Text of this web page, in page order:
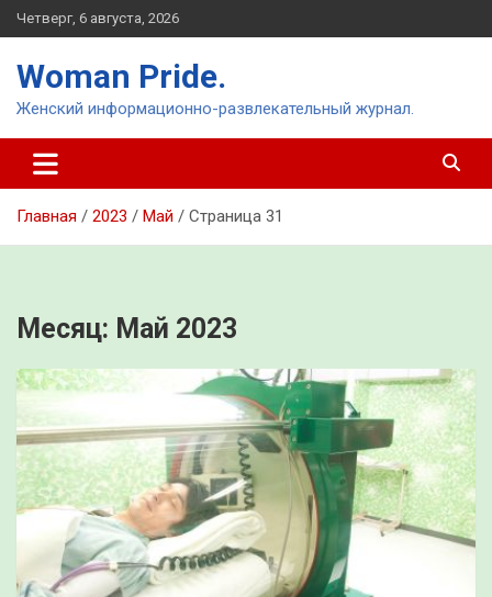
Перейти
к
Четверг, 6 августа, 2026
Woman Pride.
Женский информационно-развлекательный журнал.
Главная 2023 Май Страница 31
Месяц: Май 2023